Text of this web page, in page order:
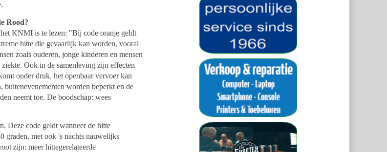
Rood?
KNMI is te lezen: "Bij code oranje geldt
hitte die gevaarlijk kan worden, vooral
zoals ouderen, jonge kinderen en mensen
ziekte. Ook in de samenleving zijn effecten
onder druk, het openbaar vervoer kan
buitenevenementen worden beperkt en de
neemt toe. De boodschap: wees
Deze code geldt wanneer de hitte
graden, met ook 's nachts nauwelijks
zijn: meer hittegerelateerde